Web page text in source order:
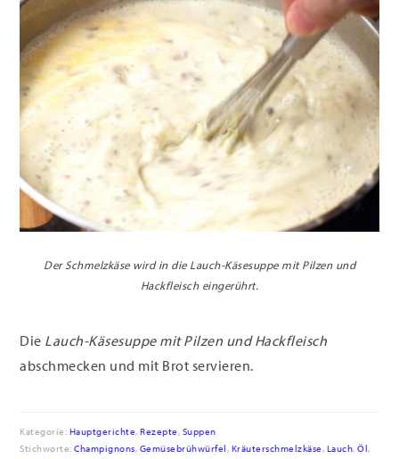
Der Schmelzkäse wird in die Lauch-Käsesuppe mit Pilzen und
Hackfleisch eingerührt.
Die Lauch-Käsesuppe mit Pilzen und Hackfleisch
abschmecken und mit Brot servieren.
Kategorie: Hauptgerichte,Rezepte, Suppen
Stichworte:Champignons, Gemüsebrühwürfel , Kräuterschmelzkäse, Lauch,Öl,